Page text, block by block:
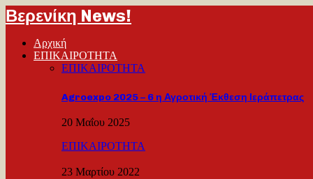
Βερενίκη News!
Αρχική
ΕΠΙΚΑΙΡΟΤΗΤΑ
ΕΠΙΚΑΙΡΟΤΗΤΑ
Agroexpo 2025 – 6 η Αγροτική Έκθεση Ιεράπετρας
20 Μαΐου 2025
ΕΠΙΚΑΙΡΟΤΗΤΑ
23 Μαρτίου 2022